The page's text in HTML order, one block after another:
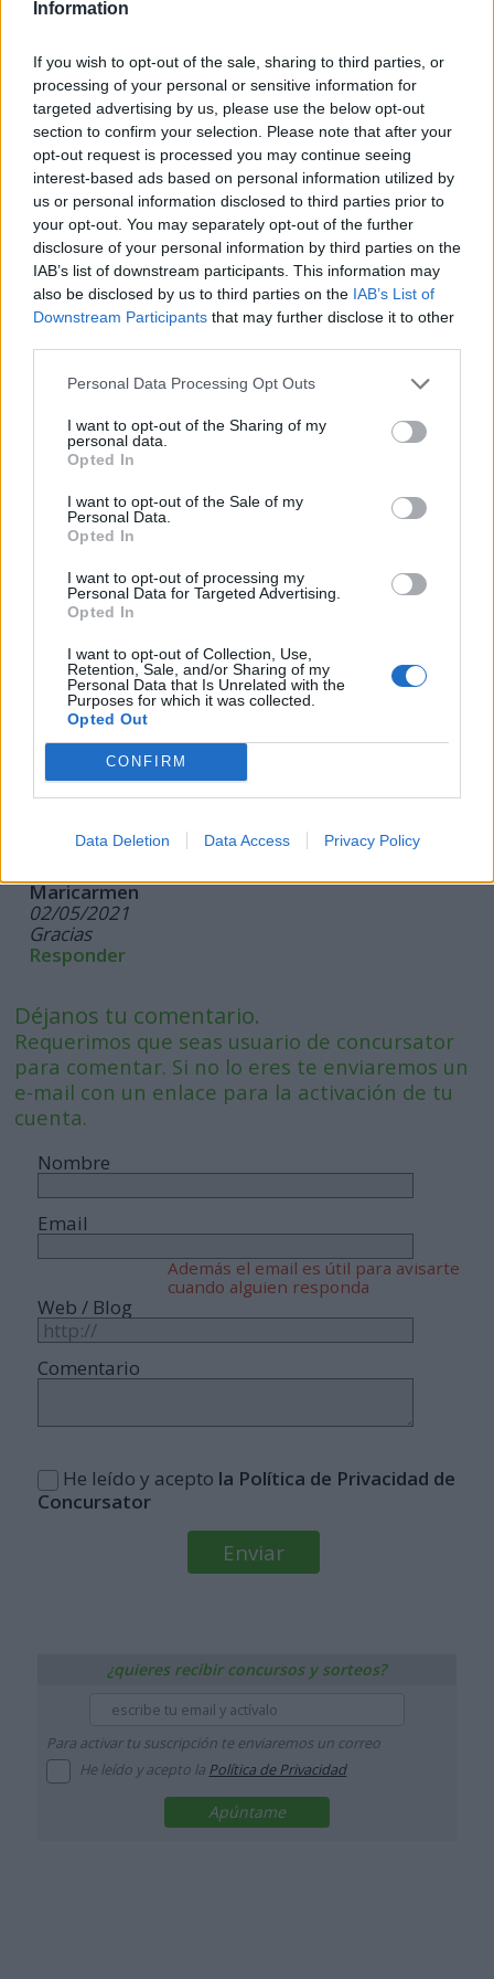
Information
If you wish to opt-out of the sale, sharing to third parties, or
processing of your personal or sensitive information for
targeted advertising by us, please use the below opt-out
section to confirm your selection. Please note that after your
opt-out request is processed you may continue seeing
interest-based ads based on personal information utilized by
us or personal information disclosed to third parties prior to
your opt-out. You may separately opt-out of the further
disclosure of your personal information by third parties on the
IAB’s list of downstream participants. This information may
also be disclosed by us to third parties on the IAB’s List of
Downstream Participants that may further disclose it to other
Personal Data Processing Opt Outs
I want to opt-out of the Sharing of my
personal data.
Opted In
I want to opt-out of the Sale of my
Personal Data.
Opted In
I want to opt-out of processing my
Personal Data for Targeted Advertising.
Opted In
I want to opt-out of Collection, Use,
Retention, Sale, and/or Sharing of my
Personal Data that Is Unrelated with the
Purposes for which it was collected.
Opted Out
CONFIRM
Data Deletion Data Access Privacy Policy
Puedes obtener una participación extra
¿Como puedo saber si he ganado?
El ganador se anunciará en la cuenta de
Instagram de Crevet Store el domingo 16 de
mayo de 2021.
Participa en el sorteo de un bellísimo bolso de piel
¡Mucha suerte!
GANADORES
¡Ya han anunciado en instagram la ganadora de
este increíble bolso! Es @teresa.tte,
compruébalo
No te lo pierdas porque aquí avisaremos de los
ganadores de los concursos que las marcas nos
vayan comunicando, y de las novedades en
sorteos y muestras gratis.
Maricarmen
02/05/2021
Gracias
Responder
Déjanos tu comentario.
Requerimos que seas usuario de concursator
para comentar. Si no lo eres te enviaremos un
e-mail con un enlace para la activación de tu
cuenta.
Nombre
Email
Además el email es útil para avisarte
cuando alguien responda
Web / Blog
Comentario
He leído y acepto la Política de Privacidad de
Concursator
¿quieres recibir concursos y sorteos?
Para activar tu suscripción te enviaremos un correo
He leído y acepto la Política de Privacidad